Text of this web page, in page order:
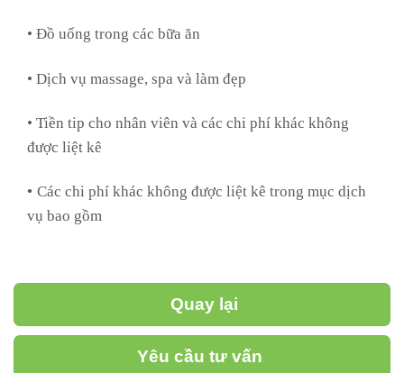
• Đồ uống trong các bữa ăn
• Dịch vụ massage, spa và làm đẹp
• Tiền tip cho nhân viên và các chi phí khác không
được liệt kê
• Các chi phí khác không được liệt kê trong mục dịch
vụ bao gồm
Quay lại
Yêu cầu tư vấn